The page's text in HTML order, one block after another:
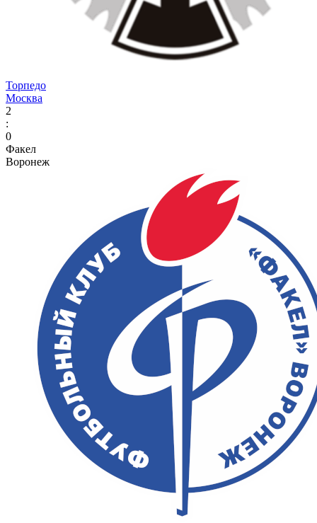
Торпедо
Москва
2
:
0
Факел
Воронеж